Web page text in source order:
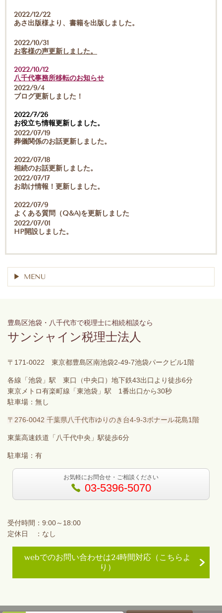
2022/12/22
あさ出版様より、書籍を出版しました。
2022/10/31
お客様の声更新しました。
2022/10/12
八千代事務所移転のお知らせ
2022/9/4
ブログ更新しました！
2022/7/26
お役立ち情報更新しました。
2022/07/19
葬儀関係のお話更新しました。
2022/07/18
相続のお話更新しました。
2022/07/17
お助け情報！更新しました。
2022/07/9
よくある質問（Q&A)を更新しました
2022/07/01
HP開設しました。
MENU
豊島区池袋・八千代市で税理士に相続相談なら
サンシャイン税理士法人
〒171-0022 東京都豊島区南池袋2-49-7池袋パークビル1階
各線「池袋」駅 東口（中央口）地下鉄43出口より徒歩6分
東京メトロ有楽町線「東池袋」駅 1番出口から30秒
駐車場：無し
〒276-0042 千葉県八千代市ゆりのき台4-9-3ボナール花島1階
東葉高速鉄道「八千代中央」駅徒歩6分
駐車場：有
お気軽にお問合せ・ご相談ください
03-5396-5070
受付時間：9:00～18:00
定休日 ：なし
webでのお問い合わせは24時間対応（こちらよ
り）